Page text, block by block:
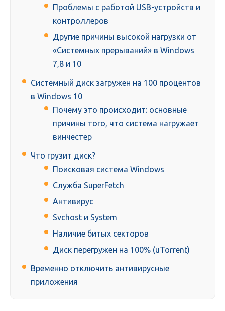
Проблемы с работой USB-устройств и
контроллеров
Другие причины высокой нагрузки от
«Системных прерываний» в Windows
7,8 и 10
Системный диск загружен на 100 процентов
в Windows 10
Почему это происходит: основные
причины того, что система нагружает
винчестер
Что грузит диск?
Поисковая система Windows
Служба SuperFetch
Антивирус
Svchost и System
Наличие битых секторов
Диск перегружен на 100% (uTorrent)
Временно отключить антивирусные
приложения